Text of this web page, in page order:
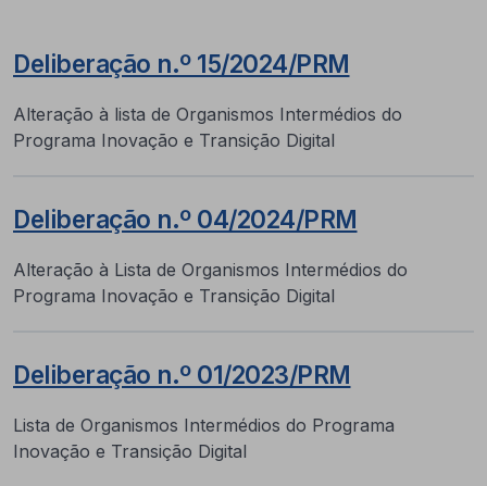
Deliberação n.º 15/2024/PRM
Alteração à lista de Organismos Intermédios do
Programa Inovação e Transição Digital
Deliberação n.º 04/2024/PRM
Alteração à Lista de Organismos Intermédios do
Programa Inovação e Transição Digital
Deliberação n.º 01/2023/PRM
Lista de Organismos Intermédios do Programa
Inovação e Transição Digital